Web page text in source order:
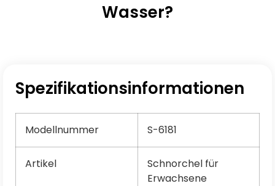
Wasser?
Spezifikationsinformationen
Modellnummer S-6181
Artikel
Schnorchel für
Erwachsene